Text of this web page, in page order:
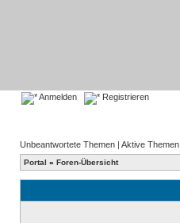
Anmelden Registrieren
Unbeantwortete Themen | Aktive Themen
Portal » Foren-Übersicht